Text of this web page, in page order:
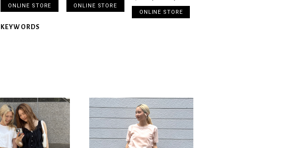
ONLINE STORE ONLINE STORE
ONLINE STORE
KEYWORDS